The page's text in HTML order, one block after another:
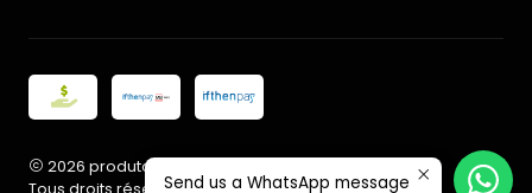
2026 produtos na sua casa.
Tous droits réservés.Propulsé par Jumpseller.
Send us a WhatsApp message